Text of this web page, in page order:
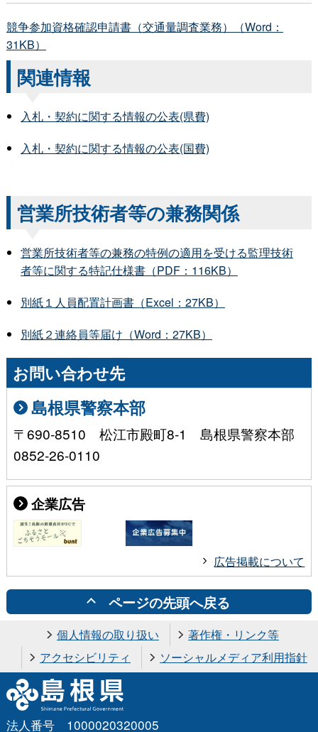
競争参加資格確認申請書（交通量調査業務）（Word：
31KB）
関連情報
入札・契約に関する情報の公表(県費)
入札・契約に関する情報の公表(国費)
営業所技術者等の兼務関係
営業所技術者等の兼務の特例の適用を受ける監理技術
者等に関する特記仕様書（PDF：116KB）
別紙１人員配置計画書（Excel：27KB）
別紙２連絡員等届け（Word：27KB）
お問い合わせ先
島根県警察本部
〒690-8510 松江市殿町8-1 島根県警察本部
0852-26-0110
企業広告
広告掲載について
ページの先頭へ戻る
個人情報の取り扱い
著作権・リンク等
アクセシビリティ
ソーシャルメディア利用指針
法人番号 1000020320005